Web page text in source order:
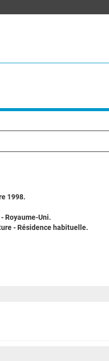
1998.
Royaume-Uni.
- Résidence habituelle.